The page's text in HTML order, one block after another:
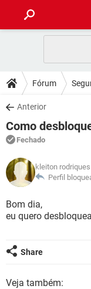
CELULAR
OUTLOOK
INSTAGRAM
GUIA DE COMPRAS
DICAS
JOGOS
OUTLOOK
INSTAGRAM
GUIA DE COMPRAS
DOWNLOADS
JOGOS
CELULAR
OUTLOOK
INSTAGRAM
GUIA DE COMPRAS
FÓRUM
JOGOS
CELULAR
INSTAGRAM
GLOSSÁRIO
JOGOS
CELULAR
INSTAGRAM
Fórum
Anterior
Como
Fechado
kleiton rodriques
Perfil
Bom dia,
eu quero
Share
Veja também: